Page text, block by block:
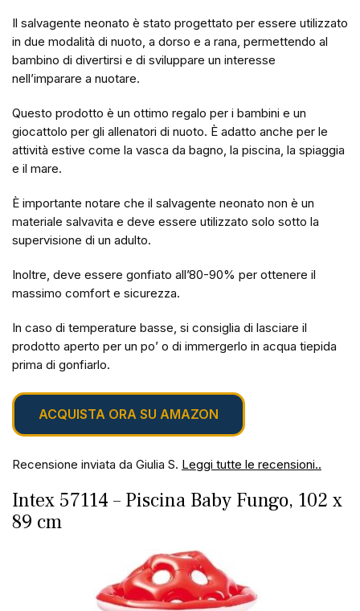
Il salvagente neonato è stato progettato per essere utilizzato
in due modalità di nuoto, a dorso e a rana, permettendo al
bambino di divertirsi e di sviluppare un interesse
nell’imparare a nuotare.
Questo prodotto è un ottimo regalo per i bambini e un
giocattolo per gli allenatori di nuoto. È adatto anche per le
attività estive come la vasca da bagno, la piscina, la spiaggia
e il mare.
È importante notare che il salvagente neonato non è un
materiale salvavita e deve essere utilizzato solo sotto la
supervisione di un adulto.
Inoltre, deve essere gonfiato all’80-90% per ottenere il
massimo comfort e sicurezza.
In caso di temperature basse, si consiglia di lasciare il
prodotto aperto per un po’ o di immergerlo in acqua tiepida
prima di gonfiarlo.
ACQUISTA ORA SU AMAZON
Recensione inviata da Giulia S. Leggi tutte le recensioni..
Intex 57114 – Piscina Baby Fungo, 102 x
89 cm